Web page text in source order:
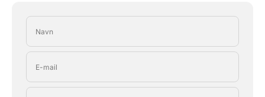
Navn
E-mail